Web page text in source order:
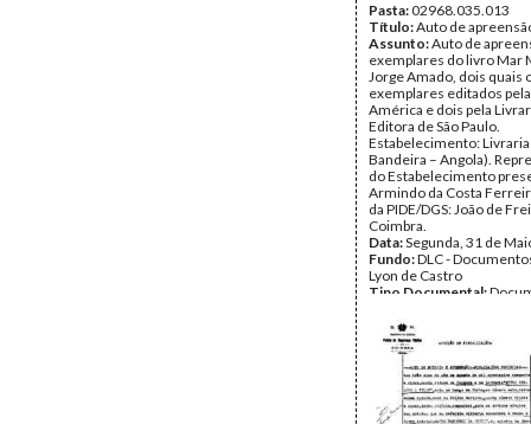
Pasta:02968.035.013
Título:Auto de
Assunto:Auto de
exemplares do livro Mar
Jorge Amado, dois quais
exemplares editados
América e dois pela
Editora de São Paulo.
Estabelecimento: Livraria
Bandeira – Angola).
do Estabelecimento
Armindo da Costa
da PIDE/DGS: João de
Coimbra.
Data:Segunda, 31 de
Fundo:DLC -
Lyon de Castro
Tipo Documental: